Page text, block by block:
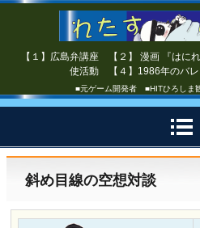
【１】広島弁講座 【２】 漫画 『はに
使活動 【４】1986年のバ
■元ゲーム開発者 ■HITひろしま
斜め目線の空想対談